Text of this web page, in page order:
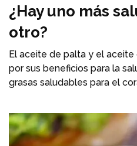
¿Hay uno más
otro?
El aceite de palta y el
por sus beneficios para la
grasas saludables para el